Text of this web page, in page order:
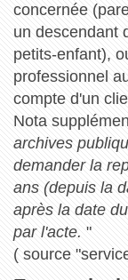
concernée
un descendant
petits-enfant),
professionnel
compte d'un
Nota
archives
demander la
ans (depuis la
après la date
par l'acte. "
( source